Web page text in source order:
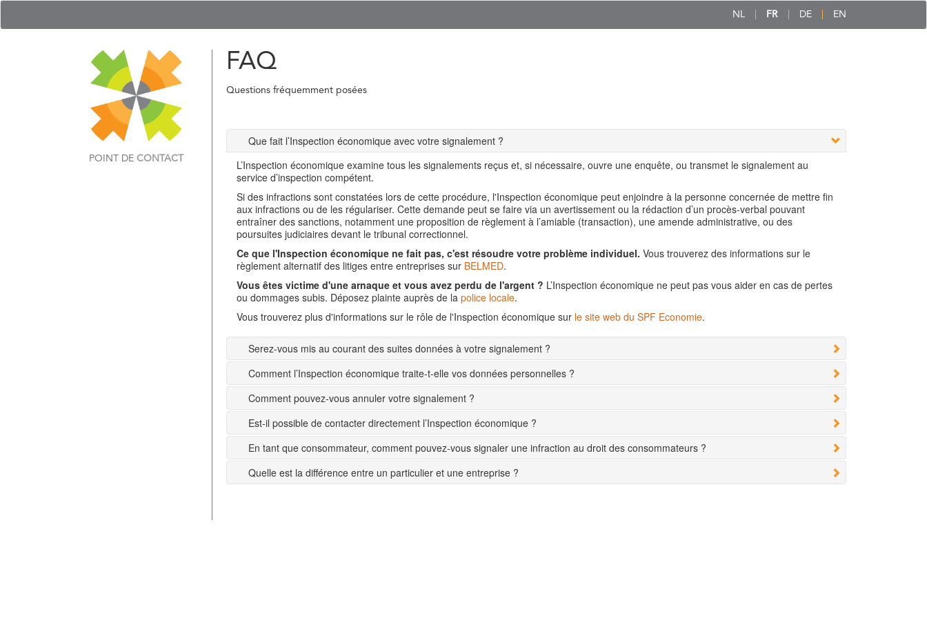
NL FR DE EN
POINT DE CONTACT
FAQ
Questions fréquemment posées
Que fait l’Inspection économique avec votre signalement ?
L’Inspection économique examine tous les signalements reçus et, si nécessaire, ouvre une enquête, ou transmet le signalement au
service d’inspection compétent.
Si des infractions sont constatées lors de cette procédure, l'Inspection économique peut enjoindre à la personne concernée de mettre fin
aux infractions ou de les régulariser. Cette demande peut se faire via un avertissement ou la rédaction d’un procès-verbal pouvant
entraîner des sanctions, notamment une proposition de règlement à l’amiable (transaction), une amende administrative, ou des
poursuites judiciaires devant le tribunal correctionnel.
Ce que l'Inspection économique ne fait pas, c'est résoudre votre problème individuel. Vous trouverez des informations sur le
règlement alternatif des litiges entre entreprises sur BELMED.
Vous êtes victime d'une arnaque et vous avez perdu de l'argent ? L’Inspection économique ne peut pas vous aider en cas de pertes
ou dommages subis. Déposez plainte auprès de la police locale.
Vous trouverez plus d'informations sur le rôle de l'Inspection économique sur le site web du SPF Economie.
Serez-vous mis au courant des suites données à votre signalement ?
Comment l’Inspection économique traite-t-elle vos données personnelles ?
Comment pouvez-vous annuler votre signalement ?
Est-il possible de contacter directement l’Inspection économique ?
En tant que consommateur, comment pouvez-vous signaler une infraction au droit des consommateurs ?
Quelle est la différence entre un particulier et une entreprise ?